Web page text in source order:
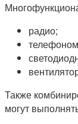
радио;
Также
могут